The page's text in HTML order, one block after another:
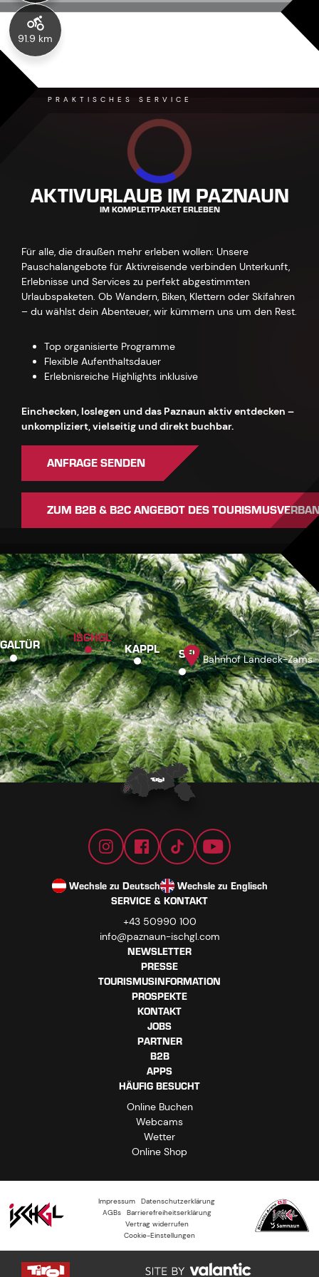
91.9 km
PRAKTISCHES SERVICE
AKTIVURLAUB IM PAZNAUN
IM KOMPLETTPAKET ERLEBEN
Für alle, die draußen mehr erleben wollen: Unsere
Pauschalangebote für Aktivreisende verbinden Unterkunft,
Erlebnisse und Services zu perfekt abgestimmten
Urlaubspaketen. Ob Wandern, Biken, Klettern oder Skifahren
– du wählst dein Abenteuer, wir kümmern uns um den Rest.
Top organisierte Programme
Flexible Aufenthaltsdauer
Erlebnisreiche Highlights inklusive
Einchecken, loslegen und das Paznaun aktiv entdecken –
unkompliziert, vielseitig und direkt buchbar.
ANFRAGE SENDEN
ZUM B2B & B2C ANGEBOT DES
GALTÜR ISCHGL
KAPPL SEE Bahnhof Landeck-Zams
Wechsle zu Deutsch
Wechsle zu Englisch
SERVICE & KONTAKT
+43 50990 100
info@paznaun-ischgl.com
NEWSLETTER
PRESSE
TOURISMUSINFORMATION
PROSPEKTE
KONTAKT
JOBS
PARTNER
B2B
APPS
HÄUFIG BESUCHT
Online Buchen
Webcams
Wetter
Online Shop
Impressum
Datenschutzerklärung
AGBs
Barrierefreiheitserklärung
Vertrag widerrufen
Cookie-Einstellungen